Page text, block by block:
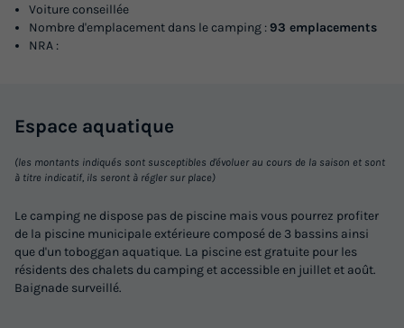
Voiture conseillée
Nombre d'emplacement dans le camping : 93 emplacements
NRA :
Espace aquatique
(les montants indiqués sont susceptibles d'évoluer au cours de la saison et sont
à titre indicatif, ils seront à régler sur place)
Le camping ne dispose pas de piscine mais vous pourrez profiter
de la piscine municipale extérieure composé de 3 bassins ainsi
que d'un toboggan aquatique. La piscine est gratuite pour les
résidents des chalets du camping et accessible en juillet et août.
Baignade surveillé.